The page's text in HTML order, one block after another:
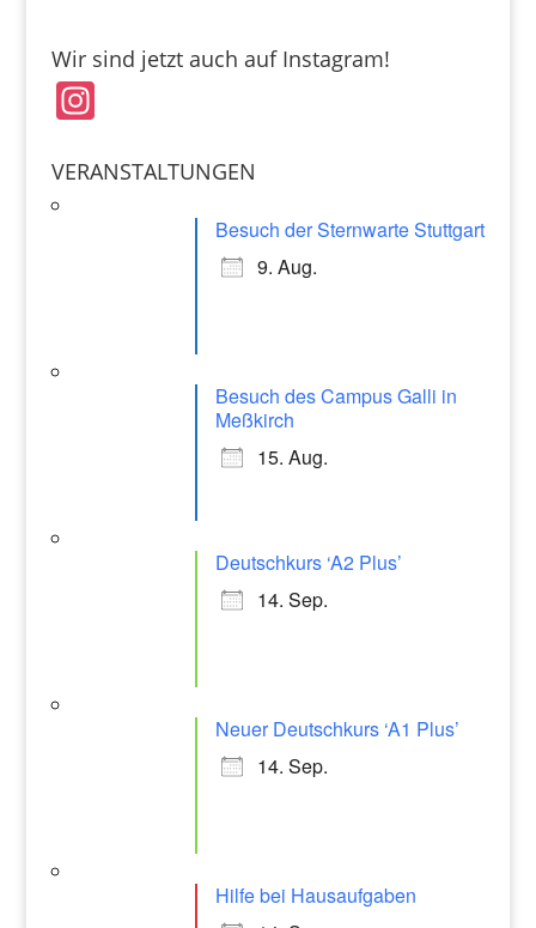
c
e
b
o
ai
l
at
p
Wir sind jetzt auch auf Instagram!
In
a
VERANSTALTUNGEN
Besuch der Sternwarte Stuttgart
9. Aug.
Besuch des Campus Galli in
Meßkirch
15. Aug.
Deutschkurs ‘A2 Plus’
14. Sep.
Neuer Deutschkurs ‘A1 Plus’
14. Sep.
Hilfe bei Hausaufgaben